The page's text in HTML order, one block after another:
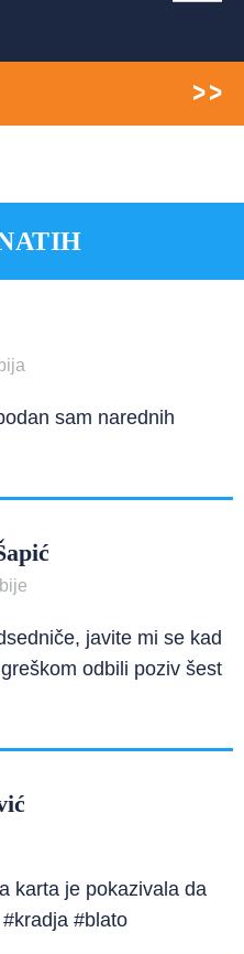
sam narednih
javite mi se kad
odbili poziv šest
karta je pokazivala da
#blato